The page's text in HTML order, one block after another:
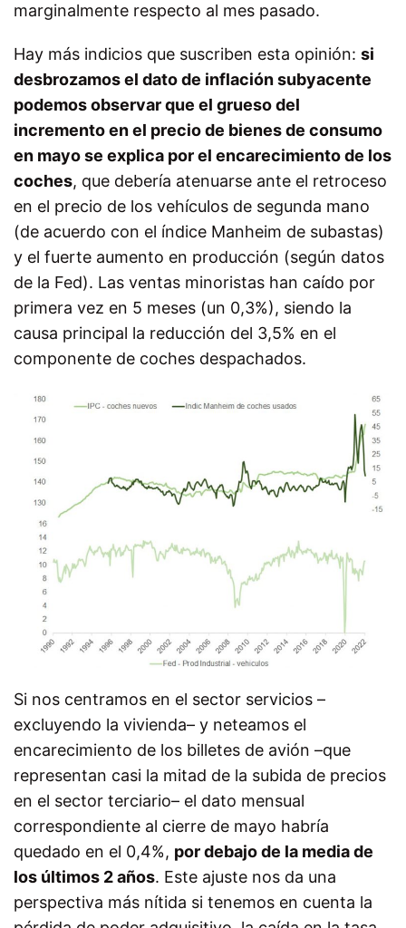
marginalmente respecto al mes pasado.
Hay más indicios que suscriben esta opinión: si
desbrozamos el dato de inflación subyacente
podemos observar que el grueso del
incremento en el precio de bienes de consumo
en mayo se explica por el encarecimiento de los
coches, que debería atenuarse ante el retroceso
en el precio de los vehículos de segunda mano
(de acuerdo con el índice Manheim de subastas)
y el fuerte aumento en producción (según datos
de la Fed). Las ventas minoristas han caído por
primera vez en 5 meses (un 0,3%), siendo la
causa principal la reducción del 3,5% en el
componente de coches despachados.
Si nos centramos en el sector servicios –
excluyendo la vivienda– y neteamos el
encarecimiento de los billetes de avión –que
representan casi la mitad de la subida de precios
en el sector terciario– el dato mensual
correspondiente al cierre de mayo habría
quedado en el 0,4%, por debajo de la media de
los últimos 2 años. Este ajuste nos da una
perspectiva más nítida si tenemos en cuenta la